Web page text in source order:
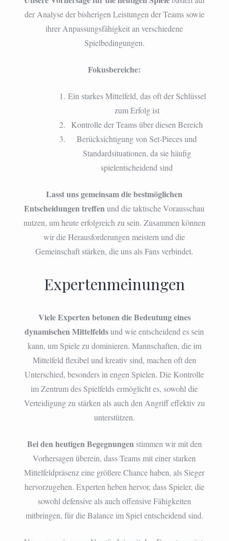
der Analyse der bisherigen Leistungen der Teams sowie
ihrer Anpassungsfähigkeit an verschiedene
Spielbedingungen.
Fokusbereiche:
Ein starkes Mittelfeld, das oft der Schlüssel
zum Erfolg ist
Kontrolle der Teams über diesen Bereich
Berücksichtigung von Set-Pieces und
Standardsituationen, da sie häufig
spielentscheidend sind
Lasst uns gemeinsam die bestmöglichen
Entscheidungen treffenund die taktische Vorausschau
nutzen, um heute erfolgreich zu sein. Zusammen können
wir die Herausforderungen meistern und die
Gemeinschaft stärken, die uns als Fans verbindet.
Expertenmeinungen
Viele Experten betonen die Bedeutung eines
dynamischen Mittelfeldsund wie entscheidend es sein
kann, um Spiele zu dominieren. Mannschaften, die im
Mittelfeld flexibel und kreativ sind, machen oft den
Unterschied, besonders in engen Spielen. Die Kontrolle
im Zentrum des Spielfelds ermöglicht es, sowohl die
Verteidigung zu stärken als auch den Angriff effektiv zu
unterstützen.
Bei den heutigen Begegnungen stimmen wir mit den
Vorhersagen überein, dass Teams mit einer starken
Mittelfeldpräsenz eine größere Chance haben, als Sieger
hervorzugehen. Experten heben hervor, dass Spieler, die
sowohl defensive als auch offensive Fähigkeiten
mitbringen, für die Balance im Spiel entscheidend sind.